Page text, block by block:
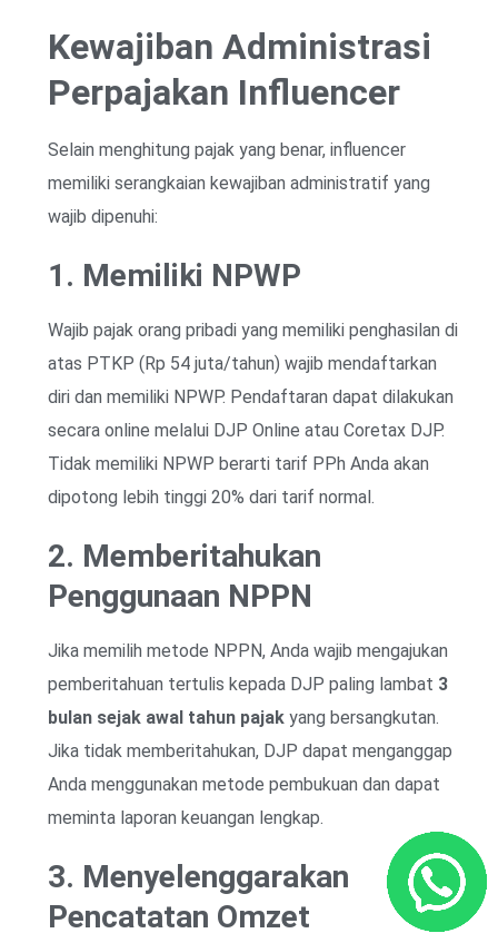
Kewajiban Administrasi
Perpajakan Influencer
Selain menghitung pajak yang benar, influencer
memiliki serangkaian kewajiban administratif yang
wajib dipenuhi:
1. Memiliki NPWP
Wajib pajak orang pribadi yang memiliki penghasilan di
atas PTKP (Rp 54 juta/tahun) wajib mendaftarkan
diri dan memiliki NPWP. Pendaftaran dapat dilakukan
secara online melalui DJP Online atau Coretax DJP.
Tidak memiliki NPWP berarti tarif PPh Anda akan
dipotong lebih tinggi 20% dari tarif normal.
2. Memberitahukan
Penggunaan NPPN
Jika memilih metode NPPN, Anda wajib mengajukan
pemberitahuan tertulis kepada DJP paling lambat 3
bulan sejak awal tahun pajak yang bersangkutan.
Jika tidak memberitahukan, DJP dapat menganggap
Anda menggunakan metode pembukuan dan dapat
meminta laporan keuangan lengkap.
3. Menyelenggarakan
Pencatatan Omzet